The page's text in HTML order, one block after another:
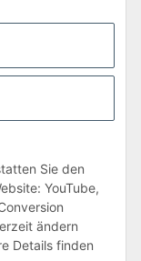
Sie den
YouTube,
ändern
Details finden